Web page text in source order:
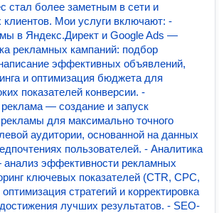
стал более заметным в сети и
клиентов. Мои услуги включают: -
в Яндекс.Директ и Google Ads —
рекламных кампаний: подбор
эффективных объявлений,
и оптимизация бюджета для
показателей конверсии. -
реклама — создание и запуск
рекламы для максимально точного
аудитории, основанной на данных
пользователей. - Аналитика
эффективности рекламных
ключевых показателей (CTR, CPC,
стратегий и корректировка
лучших результатов. - SEO-